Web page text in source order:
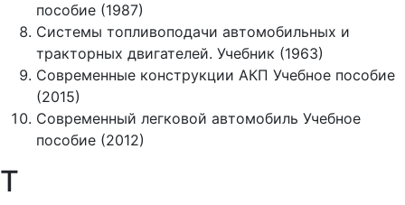
пособие (1987)
Системы топливоподачи автомобильных и
тракторных двигателей. Учебник (1963)
Современные конструкции АКП Учебное пособие
(2015)
Современный легковой автомобиль Учебное
пособие (2012)
Т